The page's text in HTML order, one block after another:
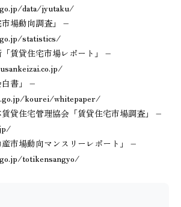
data/jyutaku/
場動向調査」 –
statistics/
賃貸住宅市場レポート」 –
白書」 –
kourei/whitepaper/
貸住宅管理協会「賃貸住宅市場調査」 –
市場動向マンスリーレポート」 –
totikensangyo/